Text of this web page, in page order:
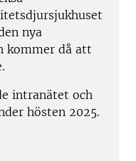
nya
kommer då att
intranätet och
hösten 2025.